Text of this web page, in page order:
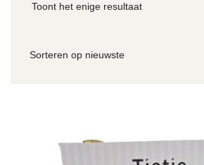
Toont het enige resultaat